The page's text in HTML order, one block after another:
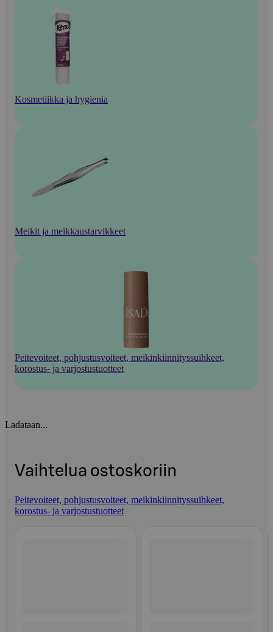
Kosmetiikka ja hygienia
Meikit ja meikkaustarvikkeet
Peitevoiteet, pohjustusvoiteet, meikinkiinnityssuihkeet,
korostus- ja varjostustuotteet
Ladataan...
Vaihtelua ostoskoriin
Peitevoiteet, pohjustusvoiteet, meikinkiinnityssuihkeet,
korostus- ja varjostustuotteet